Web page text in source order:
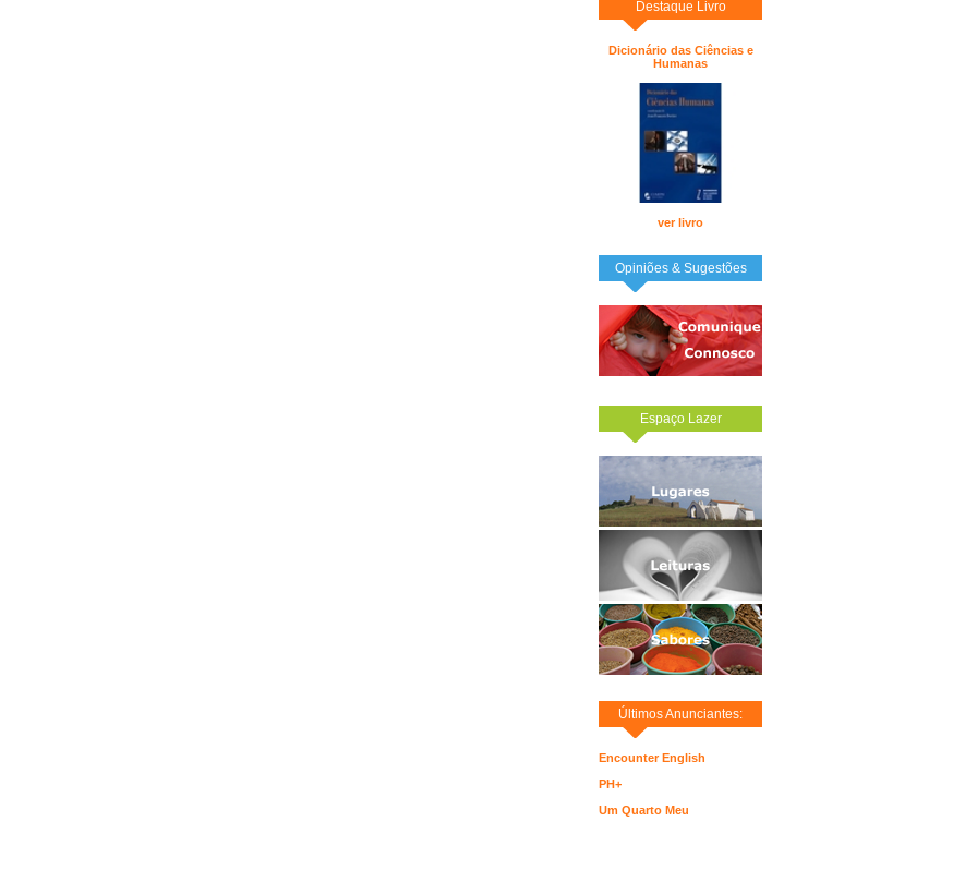
Destaque Livro
Dicionário das Ciências e
Humanas
ver livro
Opiniões & Sugestões
Espaço Lazer
Últimos Anunciantes:
Encounter English
PH+
Um Quarto Meu